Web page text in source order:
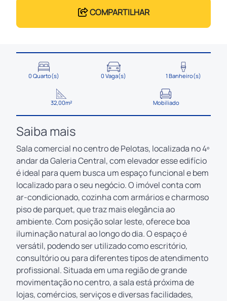
COMPARTILHAR
0 Quarto(s) 0 Vaga(s) 1 Banheiro(s)
32,00m² Mobiliado
Saiba mais
Sala comercial no centro de Pelotas, localizada no 4º
andar da Galeria Central, com elevador esse edifício
é ideal para quem busca um espaço funcional e bem
localizado para o seu negócio. O imóvel conta com
ar-condicionado, cozinha com armários e charmoso
piso de parquet, que traz mais elegância ao
ambiente. Com posição solar leste, oferece boa
iluminação natural ao longo do dia. O espaço é
versátil, podendo ser utilizado como escritório,
consultório ou para diferentes tipos de atendimento
profissional. Situada em uma região de grande
movimentação no centro, a sala está próxima de
lojas, comércios, serviços e diversas facilidades,